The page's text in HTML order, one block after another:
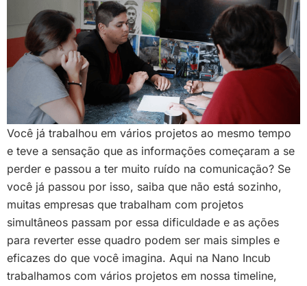
Você já trabalhou em vários projetos ao mesmo tempo
e teve a sensação que as informações começaram a se
perder e passou a ter muito ruído na comunicação? Se
você já passou por isso, saiba que não está sozinho,
muitas empresas que trabalham com projetos
simultâneos passam por essa dificuldade e as ações
para reverter esse quadro podem ser mais simples e
eficazes do que você imagina. Aqui na Nano Incub
trabalhamos com vários projetos em nossa timeline,